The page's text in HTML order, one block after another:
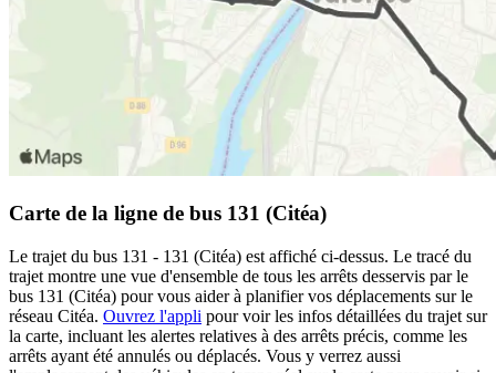
Carte de la ligne de bus 131 (Citéa)
Le trajet du bus 131 - 131 (Citéa) est affiché ci-dessus. Le tracé du
trajet montre une vue d'ensemble de tous les arrêts desservis par le
bus 131 (Citéa) pour vous aider à planifier vos déplacements sur le
réseau Citéa. Ouvrez l'appli pour voir les infos détaillées du trajet sur
la carte, incluant les alertes relatives à des arrêts précis, comme les
arrêts ayant été annulés ou déplacés. Vous y verrez aussi